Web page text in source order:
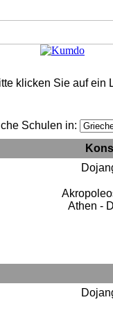
klicken Sie auf ein
Schulen in:
Athen -